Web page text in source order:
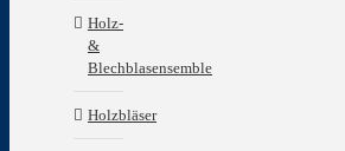
Holz-
&
Blechblasensemble
Holzbläser